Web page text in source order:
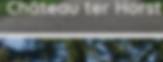
Château ter Horst